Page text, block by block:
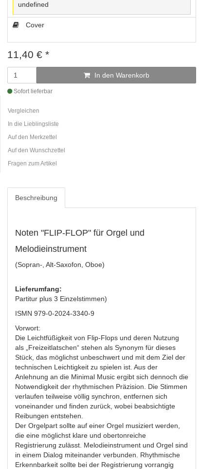
undefined
Cover
11,40 € *
In den Warenkorb
Sofort lieferbar
Vergleichen
In die Lieblingsliste
Auf den Merkzettel
Auf den Wunschzettel
Fragen zum Artikel
Beschreibung
Noten "FLIP-FLOP" für Orgel und
Melodieinstrument
(Sopran-, Alt-Saxofon, Oboe)
Lieferumfang:
Partitur plus 3 Einzelstimmen)
ISMN 979-0-2024-3340-9
Vorwort:
Die Leichtfüßigkeit von Flip-Flops und deren Nutzung
als „Freizeitlatschen“ stehen als Synonym für dieses
Stück, das möglichst unbeschwert und mit dem Ziel der
technischen Leichtigkeit zu spielen ist. Aus der
Anlehnung an die Minimal Music ergibt sich dennoch die
Notwendigkeit der rhythmischen Präzision. Die Stimmen
verlaufen teilweise völlig synchron, entfernen sich
voneinander und finden zurück, wobei beabsichtigte
Reibungen entstehen.
Der Orgelpart sollte auf einer Orgel musiziert werden,
die eine möglichst klare und obertonreiche
Registrierung zulässt. Melodieinstrument und Orgel sind
in einem Dialog miteinander verbunden. Rhythmische
Erkennbarkeit sollte bei der Registrierung vorrangig